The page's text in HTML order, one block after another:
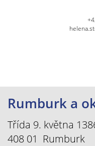
Rumburk a
Třída 9. května
408 01 Rumburk